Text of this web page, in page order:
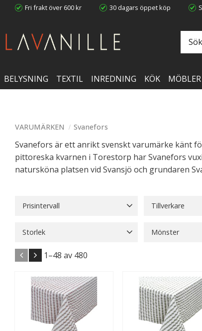
Fri frakt över 600 kr 30 dagars öppet köp
BELYSNING TEXTIL INREDNING KÖK MÖBLER
VARUMÄRKEN Svanefors
Svanefors är ett anrikt svenskt varumärke känt
pittoreska kvarnen i Torestorp har Svanefors
natursköna platsen vid Svansjö och grundaren
Prisintervall Tillverkare
Storlek
100x90
120x90
Visa fler
Mönster
1–48 av 480